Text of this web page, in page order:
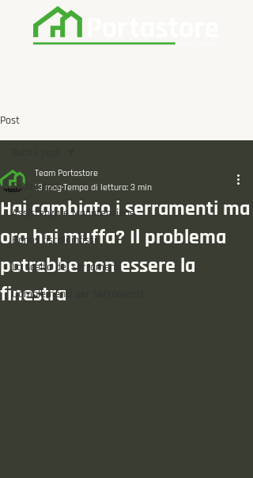
Post
Tutti i post
Assistenza e Manutenzione
Bonus fiscali infissi
La scelta dei serramenti
Complementi per serramenti
Hai cambiato i serramenti ma
ora hai muffa? Il problema
potrebbe non essere la
finestra
Team Portastore
13 magTempo di lettura: 3 min